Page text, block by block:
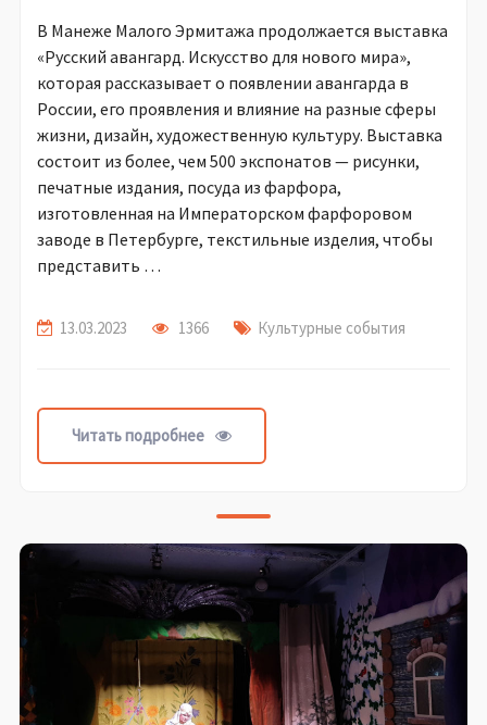
В Манеже Малого Эрмитажа продолжается выставка
«Русский авангард. Искусство для нового мира»,
которая рассказывает о появлении авангарда в
России, его проявления и влияние на разные сферы
жизни, дизайн, художественную культуру. Выставка
состоит из более, чем 500 экспонатов — рисунки,
печатные издания, посуда из фарфора,
изготовленная на Императорском фарфоровом
заводе в Петербурге, текстильные изделия, чтобы
представить …
13.03.2023 1366 Культурные события
Читать подробнее